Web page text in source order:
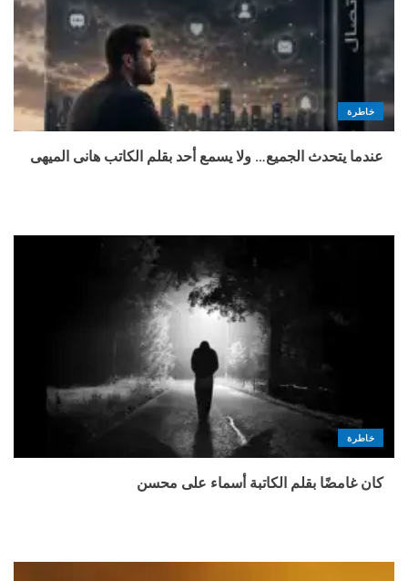
خاطرة
عندما يتحدث الجميع… ولا يسمع أحد بقلم الكاتب هانى الميهى
خاطرة
كان غامضًا بقلم الكاتبة أسماء على محسن